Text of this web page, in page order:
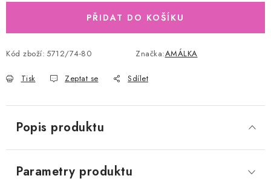
PŘIDAT DO KOŠÍKU
Kód zboží: 5712/74-80 Značka:AMÁLKA
Tisk Zeptat se Sdílet
Popis produktu
Parametry produktu